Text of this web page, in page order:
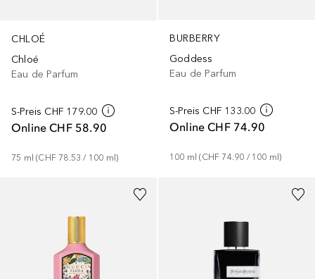
CHLOÉ
Chloé
Eau de Parfum
S-Preis CHF 179.00
Online CHF 58.90
75 ml (CHF 78.53 / 100 ml)
BURBERRY
Goddess
Eau de Parfum
S-Preis CHF 133.00
Online CHF 74.90
100 ml (CHF 74.90 / 100 ml)